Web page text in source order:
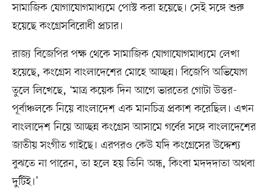
সামাজিক যোগাযোগমাধ্যমে পোস্ট করা হয়েছে। সেই সঙ্গে শুরু
হয়েছে কংগ্রেসবিরোধী প্রচার।
রাজ্য বিজেপির পক্ষ থেকে সামাজিক যোগাযোগমাধ্যমে লেখা
হয়েছে, কংগ্রেস বাংলাদেশের মোহে আচ্ছন্ন। বিজেপি অভিযোগ
তুলে লিখেছে, ‘মাত্র কয়েক দিন আগে ভারতের গোটা উত্তর-
পূর্বাঞ্চলকে নিয়ে বাংলাদেশ এক মানচিত্র প্রকাশ করেছিল। এখন
বাংলাদেশ নিয়ে আচ্ছন্ন কংগ্রেস আসামে গর্বের সঙ্গে বাংলাদেশের
জাতীয় সংগীত গাইছে। এরপরও কেউ যদি কংগ্রেসের উদ্দেশ্য
বুঝতে না পারেন, তা হলে হয় তিনি অন্ধ, কিংবা মদদদাতা অথবা
দুটিই।’